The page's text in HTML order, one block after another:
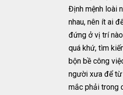
Định mệnh loài
nhau, nên ít ai
đứng ở vị trí
quá khứ, tìm
bộn bề công
người xưa để
mắc phải trong